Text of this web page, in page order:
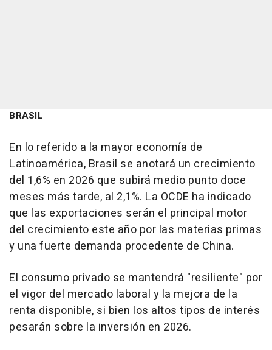
BRASIL
En lo referido a la mayor economía de
Latinoamérica, Brasil se anotará un crecimiento
del 1,6% en 2026 que subirá medio punto doce
meses más tarde, al 2,1%. La OCDE ha indicado
que las exportaciones serán el principal motor
del crecimiento este año por las materias primas
y una fuerte demanda procedente de China.
El consumo privado se mantendrá "resiliente" por
el vigor del mercado laboral y la mejora de la
renta disponible, si bien los altos tipos de interés
pesarán sobre la inversión en 2026.